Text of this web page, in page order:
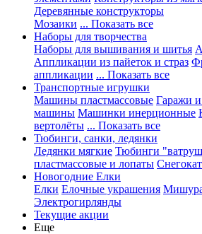
Деревянные конструкторы
Мозаики ... Показать все
Наборы для творчества
Наборы для вышивания и шитья
Аппликации из пайеток и страз
аппликации ... Показать все
Транспортные игрушки
Машины пластмассовые Гаражи
машины Машинки инерционные
вертолёты ... Показать все
Тюбинги, санки, ледянки
Ледянки мягкие Тюбинги
пластмассовые и лопаты
Новогодние Елки
Елки Елочные украшения
Электрогирлянды
Текущие акции
Еще